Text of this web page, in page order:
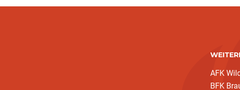
AFK
BFK